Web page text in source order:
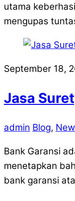
utama
mengupas
September 18,
Jasa
admin Blog,
Bank Garansi
menetapkan
bank garansi